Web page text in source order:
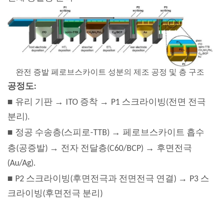
완전 증발 페로브스카이트 성분의 제조 공정 및 층 구조
공정도:
■ 유리 기판 → ITO 증착 → P1 스크라이빙(전면 전극
분리).
■ 정공 수송층(스피로-TTB) → 페로브스카이트 흡수
층(공증발) → 전자 전달층(C60/BCP) → 후면전극
(Au/Ag).
■ P2 스크라이빙(후면전극과 전면전극 연결) → P3 스
크라이빙(후면전극 분리)